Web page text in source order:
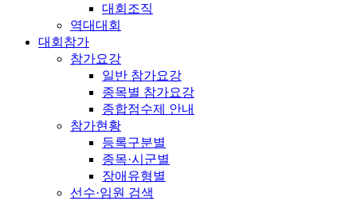
대회조직
역대대회
대회참가
참가요강
일반 참가요강
종목별 참가요강
종합점수제 안내
참가현황
등록구분별
종목·시군별
장애유형별
선수·임원 검색